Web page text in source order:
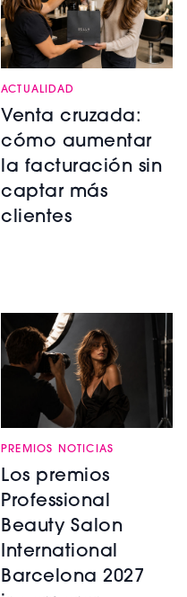
ACTUALIDAD
Venta cruzada:
cómo aumentar
la facturación sin
captar más
clientes
PREMIOS NOTICIAS
Los premios
Professional
Beauty Salon
International
Barcelona 2027